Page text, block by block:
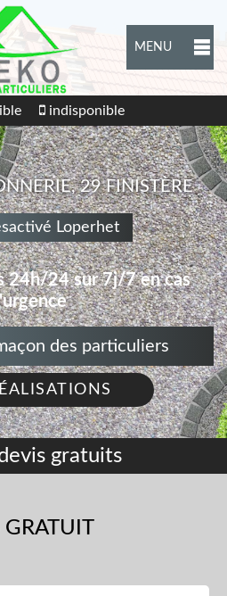
MENU
indisponible
29 FINISTÈRE
Loperhet
24h/24 sur 7j/7 en cas
des particuliers
gratuits
GRATUIT